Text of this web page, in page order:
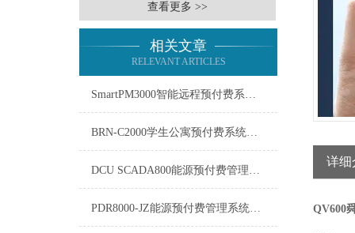
查看更多 >>
相关文章
RELEVANT ARTICLES
SmartPM3000智能远程预付费系统在能源管理领域中发挥着重要作用
BRN-C2000学生公寓预付费系统的软件需要及时更新
DCU SCADA800能源预付费管理系统介绍
PDR8000-JZ能源预付费管理系统：重塑能源消费与管理的未来
详细
QV600